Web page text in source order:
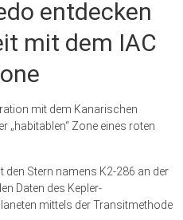
entdecken
mit dem IAC
mit dem Kanarischen
„habitablen“ Zone eines roten
Stern namens K2-286 an der
Daten des Kepler-
mittels der Transitmethode